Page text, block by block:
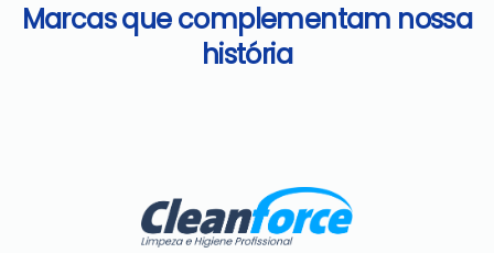
Marcas que complementam nossa
história